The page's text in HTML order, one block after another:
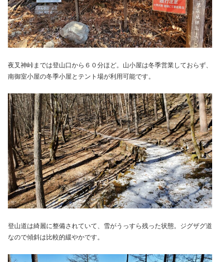
夜叉神峠までは登山口から６０分ほど。山小屋は冬季営業しておらず、
南御室小屋の冬季小屋とテント場が利用可能です。
登山道は綺麗に整備されていて、雪がうっすら残った状態。ジグザグ道
なので傾斜は比較的緩やかです。